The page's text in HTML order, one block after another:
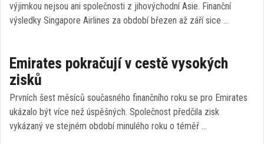
výjimkou nejsou ani společnosti z jihovýchodní Asie. Finanční
výsledky Singapore Airlines za období březen až září sice …
Emirates pokračují v cestě vysokých
zisků
Prvních šest měsíců současného finančního roku se pro Emirates
ukázalo být více než úspěšných. Společnost předčila zisk
vykázaný ve stejném období minulého roku o téměř …